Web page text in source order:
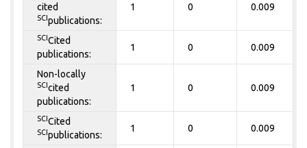
cited
SCIpublications:
1 0 0.009
SCICited
publications:
1 0 0.009
Non-locally
SCIcited
publications:
1 0 0.009
SCICited
SCIpublications:
1 0 0.009